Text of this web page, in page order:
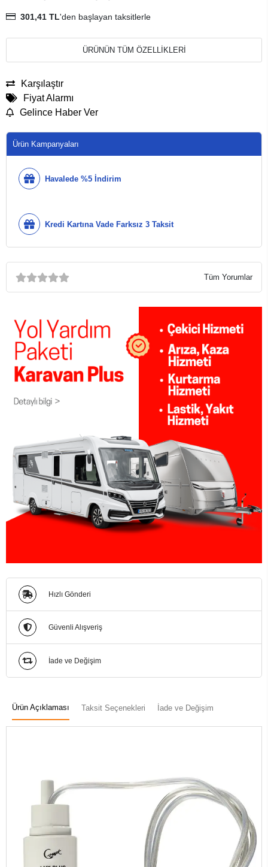
301,41 TL'den başlayan taksitlerle
ÜRÜNÜN TÜM ÖZELLİKLERİ
Karşılaştır
Fiyat Alarmı
Gelince Haber Ver
Ürün Kampanyaları
Havalede %5 İndirim
Kredi Kartına Vade Farksız 3 Taksit
Tüm Yorumlar
Hızlı Gönderi
Güvenli Alışveriş
İade ve Değişim
Ürün Açıklaması Taksit Seçenekleri İade ve Değişim